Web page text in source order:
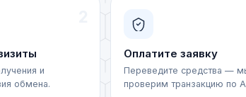
Tether Gold
и
обмена.
Оплатите заявку
Переведите средства —
проверим транзакцию по